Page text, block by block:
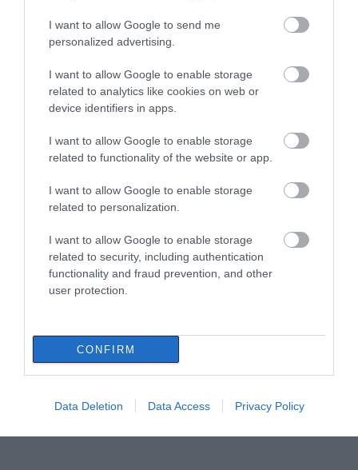
I want to allow Google to send me
personalized advertising.
I want to allow Google to enable storage
related to analytics like cookies on web or
device identifiers in apps.
I want to allow Google to enable storage
related to functionality of the website or app.
I want to allow Google to enable storage
related to personalization.
I want to allow Google to enable storage
related to security, including authentication
functionality and fraud prevention, and other
user protection.
CONFIRM
Data Deletion Data Access Privacy Policy